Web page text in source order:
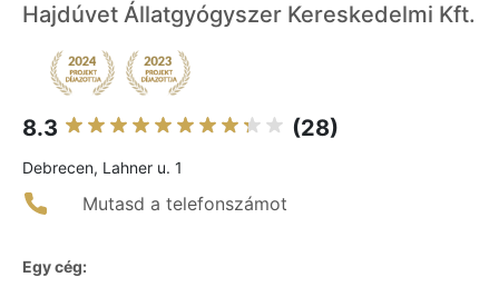
Hajdúvet Állatgyógyszer Kereskedelmi Kft.
8.3 (28)
Debrecen, Lahner u. 1
Mutasd a telefonszámot
Egy cég: